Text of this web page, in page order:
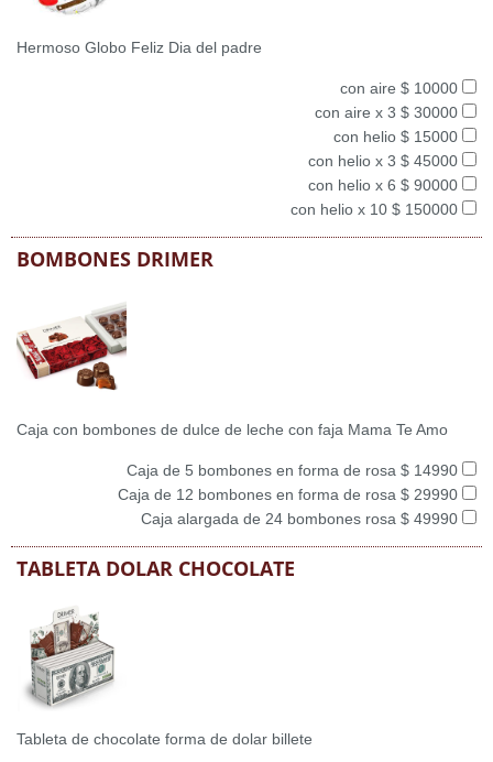
Hermoso Globo Feliz Dia del padre
con aire $ 10000
con aire x 3 $ 30000
con helio $ 15000
con helio x 3 $ 45000
con helio x 6 $ 90000
con helio x 10 $ 150000
BOMBONES DRIMER
Caja con bombones de dulce de leche con faja Mama Te Amo
Caja de 5 bombones en forma de rosa $ 14990
Caja de 12 bombones en forma de rosa $ 29990
Caja alargada de 24 bombones rosa $ 49990
TABLETA DOLAR CHOCOLATE
Tableta de chocolate forma de dolar billete